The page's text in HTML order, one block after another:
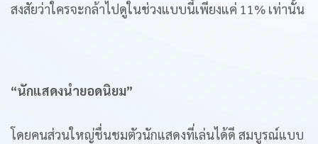
สงสัยว่าใครจะกล้าไปดูในช่วงแบบนี้เพียงแค่ 11% เท่านั้น
“นักแสดงนำยอดนิยม”
โดยคนส่วนใหญ่ชื่นชมตัวนักแสดงที่เล่นได้ดี สมบูรณ์แบบ